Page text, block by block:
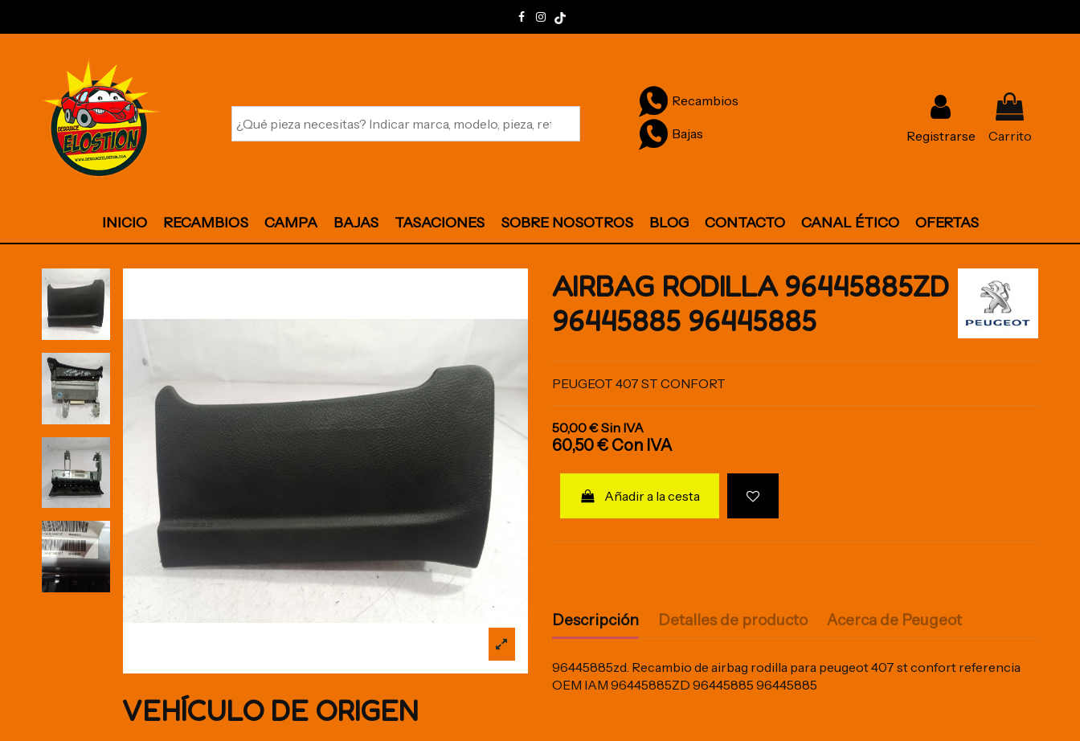
Recambios
Bajas Registrarse Carrito
INICIO RECAMBIOS CAMPA BAJAS TASACIONES SOBRE NOSOTROS BLOG CONTACTO CANAL ÉTICO OFERTAS
VEHÍCULO DE ORIGEN
AIRBAG RODILLA 96445885ZD
96445885 96445885
PEUGEOT 407 ST CONFORT
50,00 €Sin IVA
60,50 € Con IVA
Añadir a la cesta
Descripción Detalles de producto Acerca de Peugeot
96445885zd. Recambio de airbag rodilla para peugeot 407 st confort referencia
OEM IAM 96445885ZD 96445885 96445885